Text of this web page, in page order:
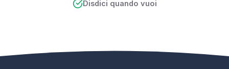
Disdici quando vuoi